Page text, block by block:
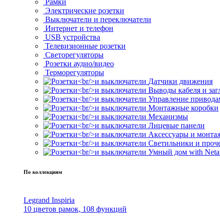
Электрические розетки
Выключатели и переключатели
Интернет и телефон
USB устройства
Телевизионные розетки
Светорегуляторы
Розетки аудио/видео
Терморегуляторы
Датчики движения
Выводы кабеля и
Управление
Монтажные коробки
Механизмы
Лицевые панели
Аксессуары и
Светильники и
Умный дом with
По коллекциям
Legrand Inspiria
10 цветов рамок, 108 функций